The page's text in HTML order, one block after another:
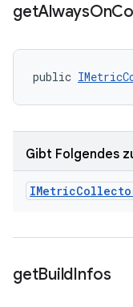
getAlwaysOn
public
Gibt Folgendes
IMetric
getBuildInfos